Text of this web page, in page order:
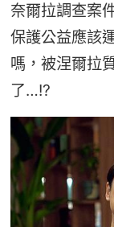
奈爾拉調查案
保護公益應該
嗎，被涅爾拉
了…!?